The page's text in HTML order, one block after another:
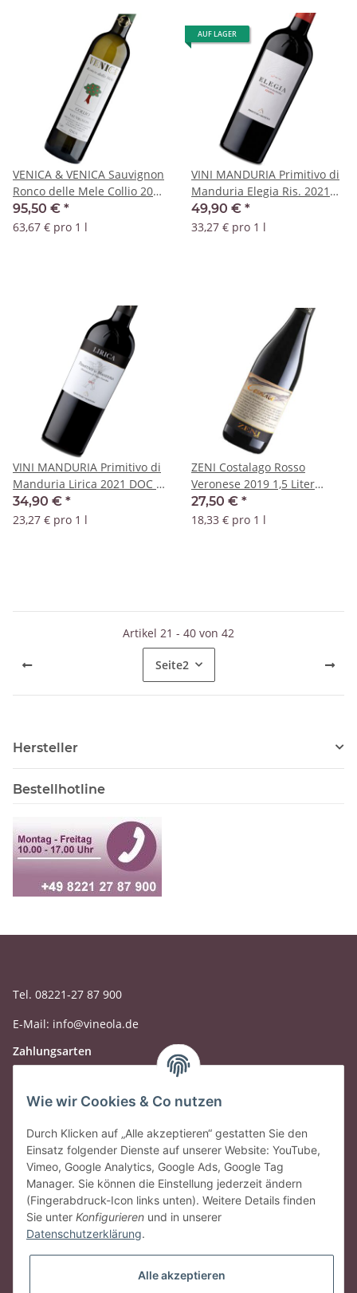
VENICA & VENICA Sauvignon
Ronco delle Mele Collio 2024
DOC Magnum
95,50 € *
63,67 € pro 1 l
AUF LAGER
VINI MANDURIA Primitivo di
Manduria Elegia Ris. 2021
DOC Magnum
49,90 € *
33,27 € pro 1 l
VINI MANDURIA Primitivo di
Manduria Lirica 2021 DOC -
1,5 Liter Magnum
34,90 € *
23,27 € pro 1 l
ZENI Costalago Rosso
Veronese 2019 1,5 Liter
Magnum IGT
27,50 € *
18,33 € pro 1 l
Artikel 21 - 40 von 42
Seite2
Hersteller
Bestellhotline
Tel. 08221-27 87 900
E-Mail: info@vineola.de
Zahlungsarten
Wie wir Cookies & Co nutzen
Durch Klicken auf „Alle akzeptieren“ gestatten Sie den
Einsatz folgender Dienste auf unserer Website: YouTube,
Vimeo, Google Analytics, Google Ads, Google Tag
Manager. Sie können die Einstellung jederzeit ändern
(Fingerabdruck-Icon links unten). Weitere Details finden
Sie unter Konfigurieren und in unserer
Datenschutzerklärung.
Alle akzeptieren